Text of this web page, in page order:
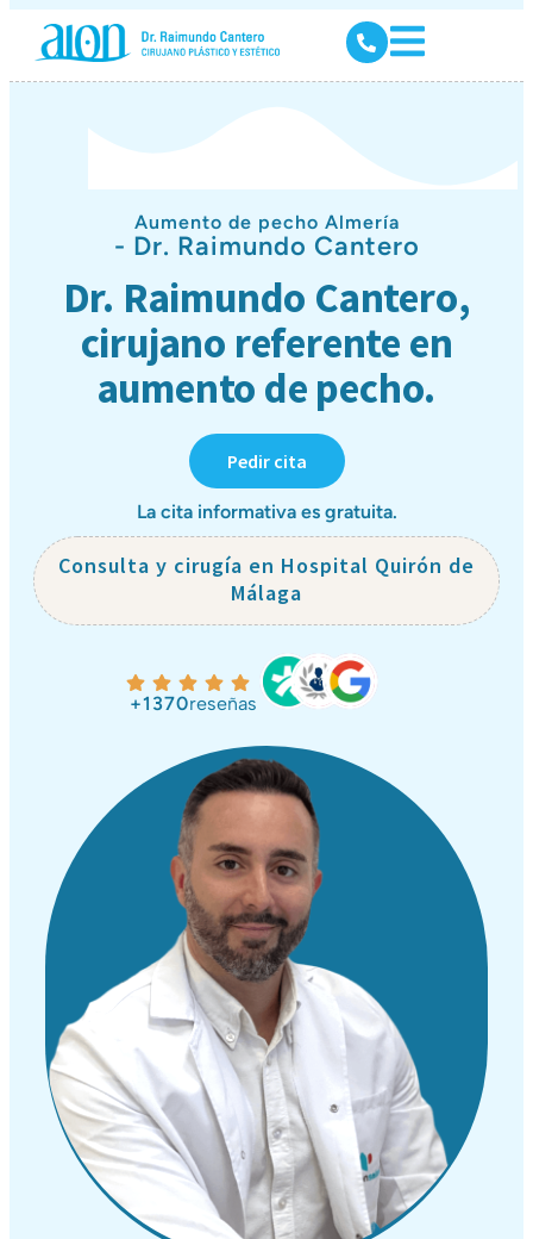
Aumento de pecho Almería
- Dr. Raimundo Cantero
Dr. Raimundo Cantero,
cirujano referente en
aumento de pecho.
Pedir cita
La cita informativa es gratuita.
Consulta y cirugía en Hospital Quirón de
Málaga
+1370reseñas